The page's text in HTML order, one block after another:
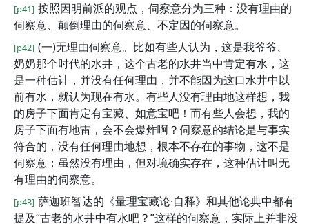
[p41] 按照因明前派的观点，伺察意分为三种：没有理由的
伺察意、颠倒理由的伺察意、不定因的伺察意。
[p42] (一)无理由伺察意。比如有些人认为，这是我爷爷、
奶奶那个时代的水井，这个古老的水井当中肯定有水，这
是一种估计，并没有任何理由，并不能因为这口水井中以
前有水，就认为现在有水。有些人没有理由地这样想，我
的房子下面肯定有宝藏、如意宝吧！而有些人会想，我的
房子下面有地雷，会不会爆炸啊？伺察意的结论是与事实
符合的，没有任何理由地想，根本不存在的事物，这不是
伺察意；虽然没有理由，但对境确实存在，这种估计叫无
有理由的伺察意。
[p43] 萨迦班智达的《量理宝藏论·自释》和其他论典中都有
提及“古老的水井中有水吧？”这样的伺察意，实际上并非没